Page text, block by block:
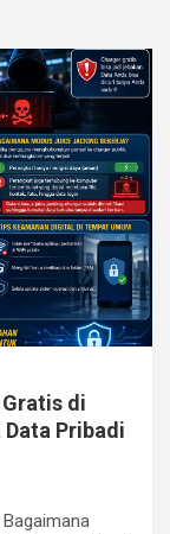
di
Pribadi